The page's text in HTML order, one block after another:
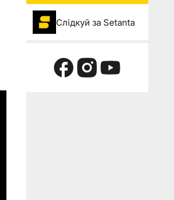
Слідкуй за Setanta